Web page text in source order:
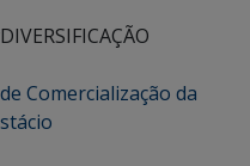
DIVERSIFICAÇÃO
Comercialização da